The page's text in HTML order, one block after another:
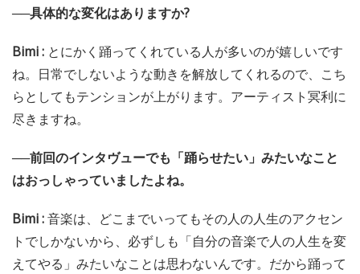
──具体的な変化はありますか?
Bimi : とにかく踊ってくれている人が多いのが嬉しいです
ね。日常でしないような動きを解放してくれるので、こち
らとしてもテンションが上がります。アーティスト冥利に
尽きますね。
──前回のインタヴューでも「踊らせたい」みたいなこと
はおっしゃっていましたよね。
Bimi :音楽は、どこまでいってもその人の人生のアクセン
トでしかないから、必ずしも「自分の音楽で人の人生を変
えてやる」みたいなことは思わないんです。だから踊って